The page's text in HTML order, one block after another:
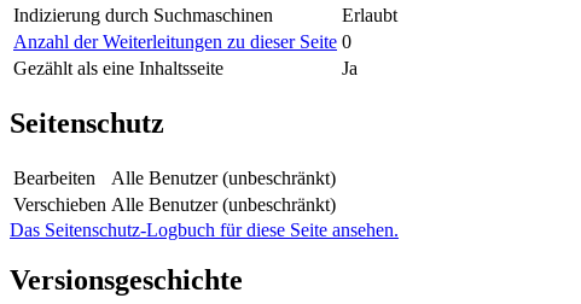
Indizierung durch Suchmaschinen
Erlaubt
Anzahl der Weiterleitungen zu dieser Seite 0
Gezählt als eine Inhaltsseite
Ja
Seitenschutz
Bearbeiten
Alle Benutzer (unbeschränkt)
Verschieben Alle Benutzer (unbeschränkt)
Das Seitenschutz-Logbuch für diese Seite ansehen.
Versionsgeschichte